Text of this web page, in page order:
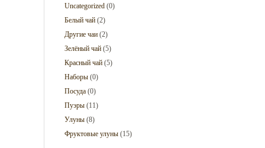
Uncategorized (0)
Белый чай (2)
Другие чаи (2)
Зелёный чай (5)
Красный чай (5)
Наборы (0)
Посуда (0)
Пуэры (11)
Улуны (8)
Фруктовые улуны (15)